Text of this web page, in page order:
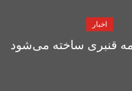
اخبار
قنبری ساخته می‌شود